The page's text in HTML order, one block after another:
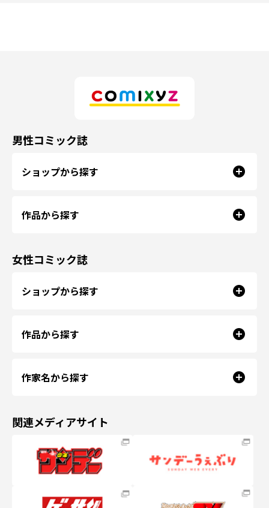
男性コミック誌
ショップから探す
作品から探す
女性コミック誌
ショップから探す
作品から探す
作家名から探す
関連メディアサイト